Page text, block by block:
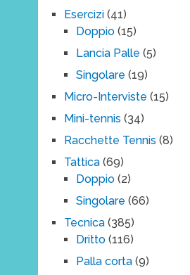
Esercizi(41)
Doppio(15)
Lancia Palle (5)
Singolare (19)
Micro-Interviste (15)
Mini-tennis (34)
Racchette Tennis (8)
Tattica(69)
Doppio(2)
Singolare (66)
Tecnica(385)
Dritto(116)
Palla corta(9)